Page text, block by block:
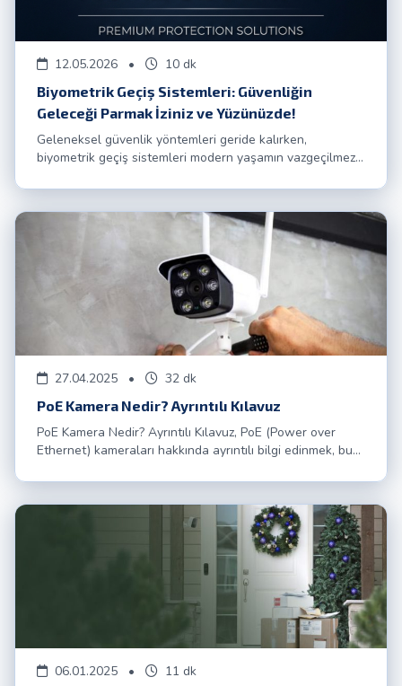
12.05.2026 •
10 dk
Biyometrik Geçiş Sistemleri: Güvenliğin
Geleceği Parmak İziniz ve Yüzünüzde!
Geleneksel güvenlik yöntemleri geride kalırken,
biyometrik geçiş sistemleri modern yaşamın vazgeçilmezi
tanıma teknolojilerinin nasıl çalıştığını, sunduğu
avantajları ve ACME Güvenlik'in bu alandaki uzmanlığını
detaylıca inceleyeceğiz. Güvenliğinizi geleceğe taşıyın!
27.04.2025 •
32 dk
PoE Kamera Nedir? Ayrıntılı Kılavuz
PoE Kamera Nedir? Ayrıntılı Kılavuz, PoE (Power over
Ethernet) kameraları hakkında ayrıntılı bilgi edinmek, bu
ve ilgili teknolojilerini
06.01.2025 •
11 dk